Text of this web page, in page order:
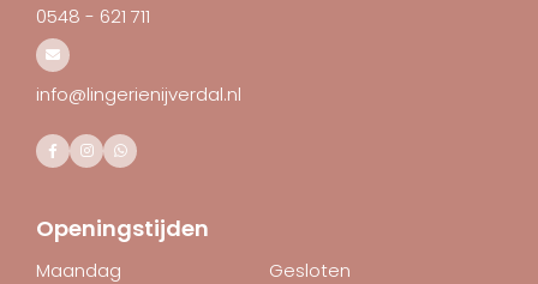
0548 - 621 711
info@lingerienijverdal.nl
Openingstijden
Maandag
Gesloten